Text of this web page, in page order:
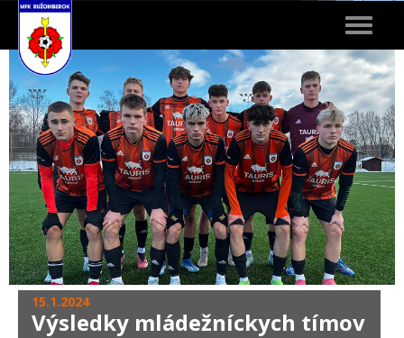
Toggle
15.1.2024
Výsledky mládežníckych tímov